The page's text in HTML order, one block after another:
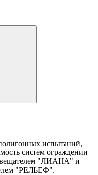
испытаний,
систем ограждений
"ЛИАНА" и
"РЕЛЬЕФ".